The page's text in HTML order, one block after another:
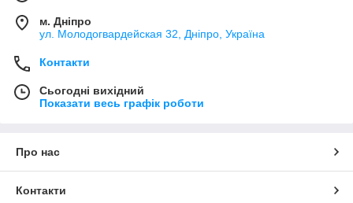
м. Дніпро
ул. Молодогвардейская 32, Дніпро, Україна
Контакти
Сьогодні вихідний
Показати весь графік роботи
Про нас
Контакти